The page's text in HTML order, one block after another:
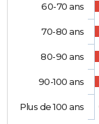
60-70 ans
70-80 ans
80-90 ans
90-100 ans
Plus de 100 ans